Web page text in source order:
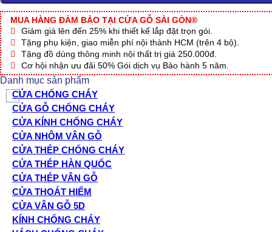
QUỐC
KSD.206-
K1129
số
lượng
MUA HÀNG ĐẢM BẢO TẠI CỬA GỖ SÀI GÒN®
Giảm giá lên đến 25% khi thiết kế lắp đặt trọn gói.
Tặng phụ kiện, giao miễn phí nội thành HCM (trên 4 bộ).
Tặng đồ dùng thông minh nội thất trị giá 250.000đ.
Cơ hội nhận ưu đãi 50% Gói dịch vụ Bảo hành 5 năm.
Danh mục sản phẩm
CỬA CHỐNG CHÁY
CỬA GỖ CHỐNG CHÁY
CỬA KÍNH CHỐNG CHÁY
CỬA NHÔM VÂN GỖ
CỬA THÉP CHỐNG CHÁY
CỬA THÉP HÀN QUỐC
CỬA THÉP VÂN GỖ
CỬA THOÁT HIỂM
CỬA VÂN GỖ 5D
KÍNH CHỐNG CHÁY